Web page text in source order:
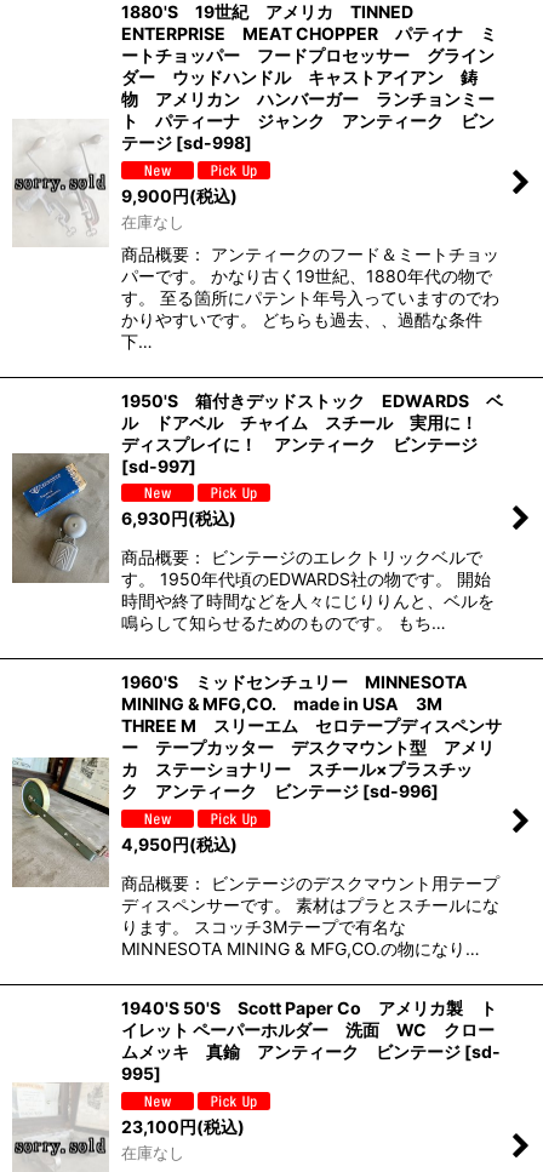
1880'S 19世紀 アメリカ TINNED
ENTERPRISE MEAT CHOPPER パティナ ミ
ートチョッパー フードプロセッサー グライン
ダー ウッドハンドル キャストアイアン 鋳
物 アメリカン ハンバーガー ランチョンミー
ト パティーナ ジャンク アンティーク ビン
テージ [sd-998]
9,900円(税込)
在庫なし
商品概要： アンティークのフード＆ミートチョッ
パーです。 かなり古く19世紀、1880年代の物で
す。 至る箇所にパテント年号入っていますのでわ
かりやすいです。 どちらも過去、、過酷な条件
下…
1950'S 箱付きデッドストック EDWARDS ベ
ル ドアベル チャイム スチール 実用に！
ディスプレイに！ アンティーク ビンテージ
[sd-997]
6,930 円(税込)
商品概要： ビンテージのエレクトリックベルで
す。 1950年代頃のEDWARDS社の物です。 開始
時間や終了時間などを人々にじりりんと、ベルを
鳴らして知らせるためのものです。 もち…
1960'S ミッドセンチュリー MINNESOTA
MINING & MFG,CO. made in USA 3M
THREE M スリーエム セロテープディスペンサ
ー テープカッター デスクマウント型 アメリ
カ ステーショナリー スチール×プラスチッ
ク アンティーク ビンテージ [sd-996]
4,950円(税込)
商品概要： ビンテージのデスクマウント用テープ
ディスペンサーです。 素材はプラとスチールにな
ります。 スコッチ3Mテープで有名な
MINNESOTA MINING & MFG,CO.の物になり…
1940'S 50'S Scott Paper Co アメリカ製 ト
イレット ペーパーホルダー 洗面 WC クロー
ムメッキ 真鍮 アンティーク ビンテージ [sd-
995]
23,100円(税込)
在庫なし